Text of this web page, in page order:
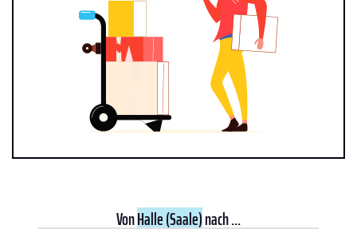
VonHalle (Saale)nach ...